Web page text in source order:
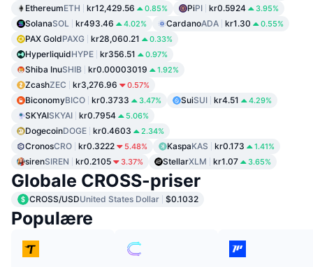
EthereumETH kr12,429.56 0.85% PiPI kr0.5924 3.95%
SolanaSOL kr493.46 4.02% CardanoADA kr1.30 0.55%
PAX GoldPAXG kr28,060.21 0.33%
HyperliquidHYPE kr356.51 0.97%
Shiba InuSHIB kr0.00003019 1.92%
ZcashZEC kr3,276.96 0.57%
BiconomyBICO kr0.3733 3.47% SuiSUI kr4.51 4.29%
SKYAISKYAI kr0.7954 5.06%
DogecoinDOGE kr0.4603 2.34%
CronosCRO kr0.3222 5.48% KaspaKAS kr0.173 1.41%
sirenSIREN kr0.2105 3.37% StellarXLM kr1.07 3.65%
Globale CROSS-priser
CROSS/USDUnited States Dollar $0.1032
Populære